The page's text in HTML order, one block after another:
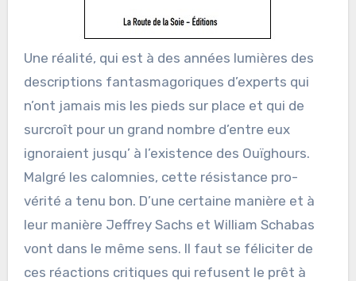
Une réalité, qui est à des années lumières des
descriptions fantasmagoriques d’experts qui
n’ont jamais mis les pieds sur place et qui de
surcroît pour un grand nombre d’entre eux
ignoraient jusqu’ à l’existence des Ouïghours.
Malgré les calomnies, cette résistance pro-
vérité a tenu bon. D’une certaine manière et à
leur manière Jeffrey Sachs et William Schabas
vont dans le même sens. Il faut se féliciter de
ces réactions critiques qui refusent le prêt à